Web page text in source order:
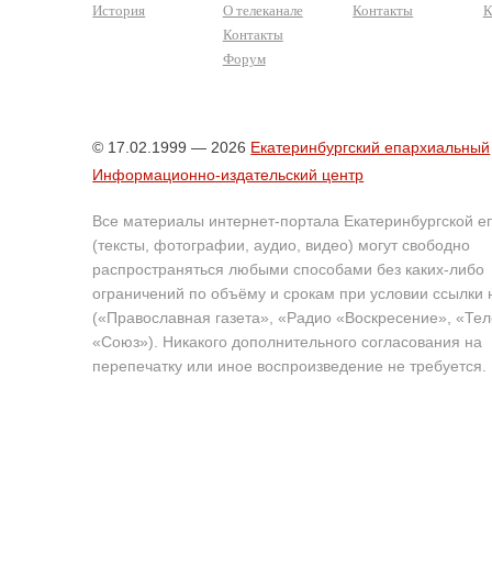
История
О телеканале
Контакты
Форум
Контакты
© 17.02.1999 — 2026 Екатеринбургский епархиальный
Информационно-издательский центр
Все материалы интернет-портала Екатеринбургской
(тексты, фотографии, аудио, видео) могут свободно
распространяться любыми способами без каких-либо
ограничений по объёму и срокам при условии ссылки
(«Православная газета», «Радио «Воскресение»,
«Союз»). Никакого дополнительного согласования на
перепечатку или иное воспроизведение не требуется.